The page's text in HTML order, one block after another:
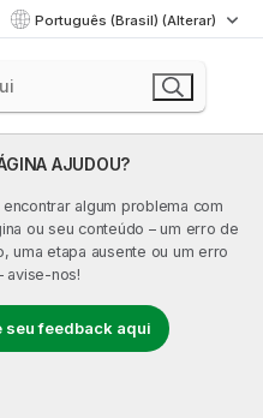
Português (Brasil) (Alterar)
AJUDOU?
algum problema com
ou seu conteúdo – um erro de
uma etapa ausente ou um erro
avise-nos!
seu feedback aqui